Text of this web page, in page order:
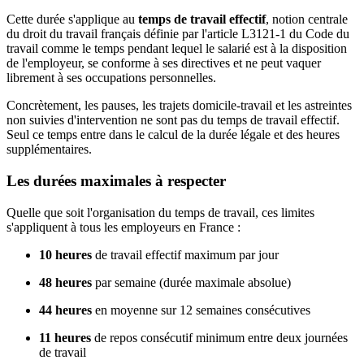
Cette durée s'applique au temps de travail effectif, notion centrale
du droit du travail français définie par l'article L3121-1 du Code du
travail comme le temps pendant lequel le salarié est à la disposition
de l'employeur, se conforme à ses directives et ne peut vaquer
librement à ses occupations personnelles.
Concrètement, les pauses, les trajets domicile-travail et les astreintes
non suivies d'intervention ne sont pas du temps de travail effectif.
Seul ce temps entre dans le calcul de la durée légale et des heures
supplémentaires.
Les durées maximales à respecter
Quelle que soit l'organisation du temps de travail, ces limites
s'appliquent à tous les employeurs en France :
10 heures de travail effectif maximum par jour
48 heures par semaine (durée maximale absolue)
44 heures en moyenne sur 12 semaines consécutives
11 heures de repos consécutif minimum entre deux journées
de travail